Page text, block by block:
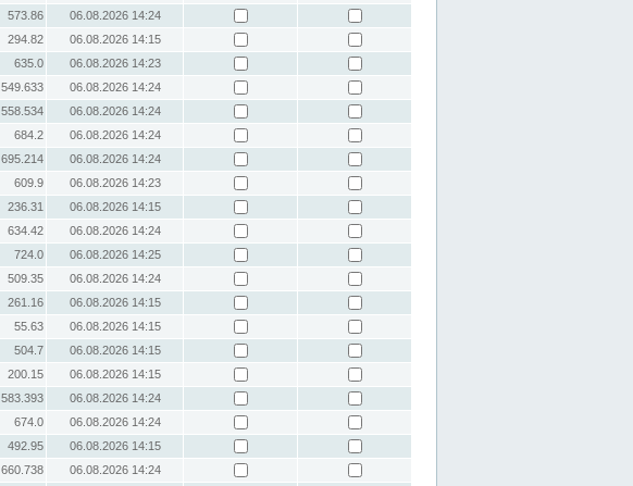
573.86
06.08.2026 14:24
294.82
06.08.2026 14:15
635.0
06.08.2026 14:23
549.633
06.08.2026 14:24
558.534
06.08.2026 14:24
684.2
06.08.2026 14:24
695.214
06.08.2026 14:24
609.9
06.08.2026 14:23
236.31
06.08.2026 14:15
634.42
06.08.2026 14:24
724.0
06.08.2026 14:25
509.35
06.08.2026 14:24
261.16
06.08.2026 14:15
55.63
06.08.2026 14:15
504.7
06.08.2026 14:15
200.15
06.08.2026 14:15
583.393
06.08.2026 14:24
674.0
06.08.2026 14:24
492.95
06.08.2026 14:15
660.738
06.08.2026 14:24